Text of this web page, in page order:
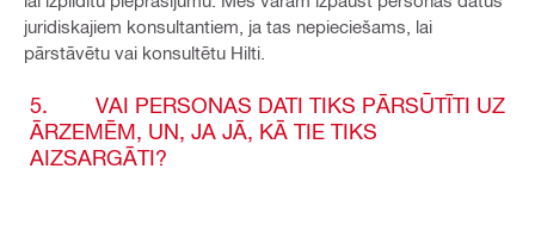
juridiskajiem konsultantiem, ja tas nepieciešams, lai
pārstāvētu vai konsultētu Hilti.
5. VAI PERSONAS DATI TIKS PĀRSŪTĪTI UZ
ĀRZEMĒM, UN, JA JĀ, KĀ TIE TIKS
AIZSARGĀTI?